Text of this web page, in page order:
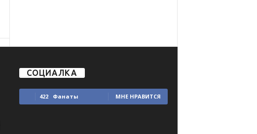
СОЦИАЛКА
422 Фанаты МНЕ НРАВИТСЯ